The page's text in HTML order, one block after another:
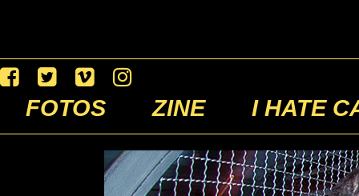
FOTOS ZINE I HATE